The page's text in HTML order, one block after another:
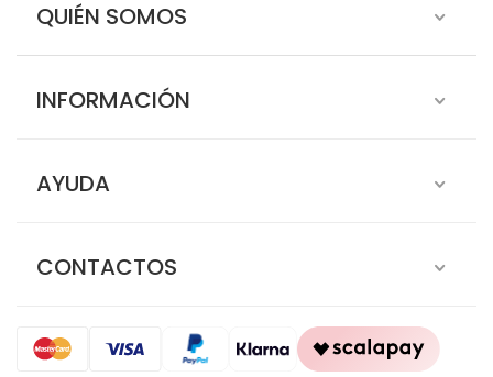
QUIÉN SOMOS
INFORMACIÓN
AYUDA
CONTACTOS